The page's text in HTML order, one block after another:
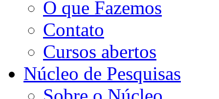
O que Fazemos
Contato
Cursos abertos
Núcleo de Pesquisas